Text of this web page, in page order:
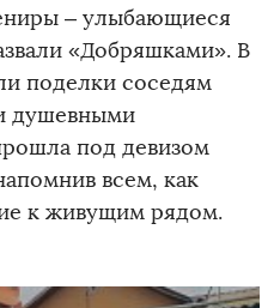
– улыбающиеся
«Добряшками». В
поделки соседям
душевными
под девизом
всем, как
к живущим рядом.